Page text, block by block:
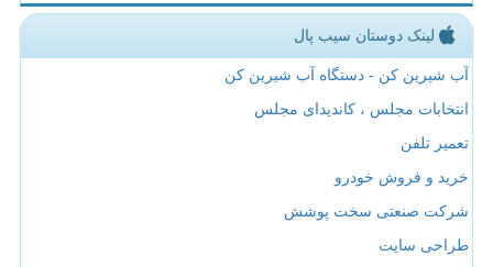
لینک دوستان سیب پال
آب شیرین کن - دستگاه آب شیرین کن
انتخابات مجلس ، کاندیدای مجلس
تعمیر تلفن
خرید و فروش خودرو
شرکت صنعتی سخت پوشش
طراحی سایت